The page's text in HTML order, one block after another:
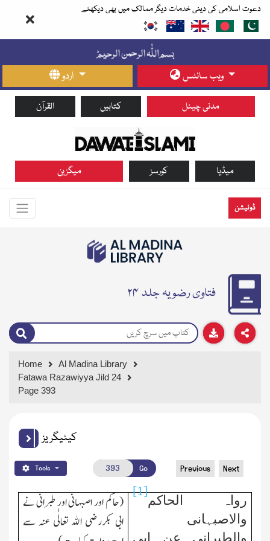
دعوت اسلامی کی دینی خدمات دیگر ممالک میں بھی دیکھئے
اردو ویب سائٹس
القرآن کتابیں مدنی چینل
میگزین کورسز میڈیا
ڈونیشن
فتاوی رضویہ جلد ۲۴
Home
Al Madina Library
Fatawa Razawiyya Jild 24
Page 393
کیٹیگریز
Tools Go Previous Next
رواہ الحاکم
[1]
والاصبہانی
والطبرانی عن ابی
(حاکم اور اصبہانی اور طبرانی نے
ابی بکررضی اﷲ تعالٰی عنہ سے